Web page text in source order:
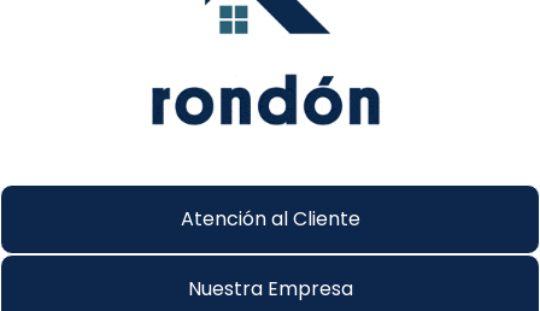
Atención al Cliente
Nuestra Empresa